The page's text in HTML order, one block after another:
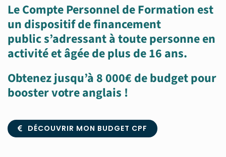
Le Compte Personnel de Formation est
un dispositif de financement
public s’adressant à toute personne en
activité et âgée de plus de 16 ans.
Obtenez jusqu’à 8 000€ de budget pour
booster votre anglais !
DÉCOUVRIR MON BUDGET CPF